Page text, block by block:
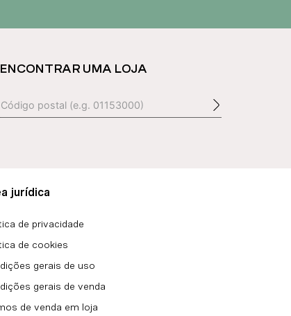
ENCONTRAR UMA LOJA
jurídica
de privacidade
de cookies
gerais de uso
gerais de venda
de venda em loja